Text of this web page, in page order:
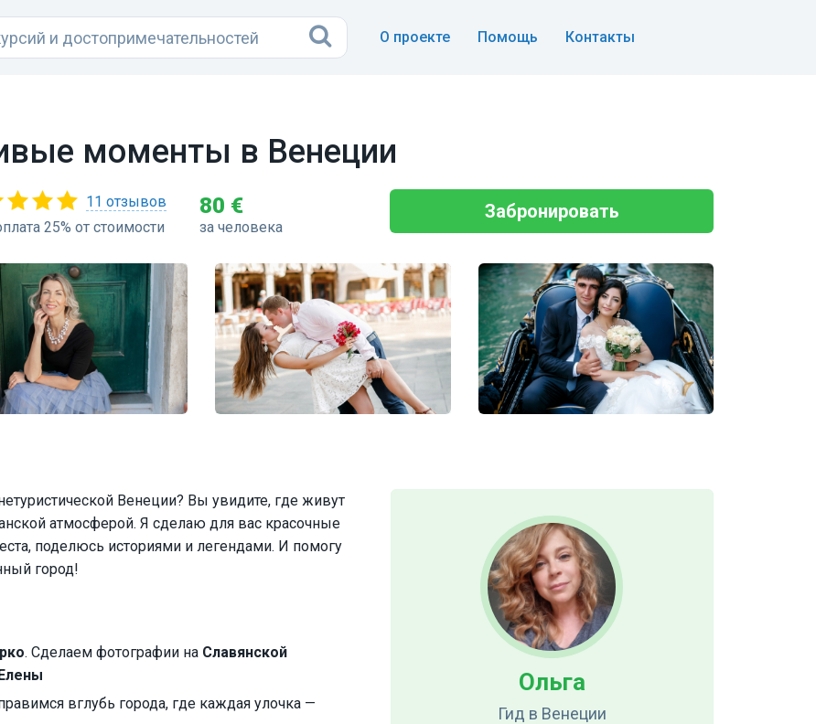
О проекте Помощь Контакты
моменты в Венеции
11 отзывов
25% от стоимости
80 €
за человека
Забронировать
Венеции? Вы увидите, где живут
атмосферой. Я сделаю для вас красочные
поделюсь историями и легендами. И помогу
город!
. Сделаем фотографии на Славянской
вглубь города, где каждая улочка —
Ольга
Гид в Венеции